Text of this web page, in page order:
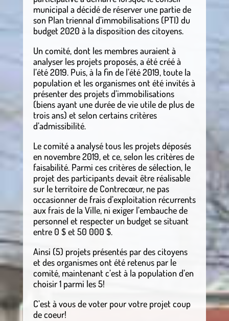
municipal a décidé de réserver une partie de
son Plan triennal d’immobilisations (PTI) du
budget 2020 à la disposition des citoyens.
Un comité, dont les membres auraient à
analyser les projets proposés, a été créé à
l’été 2019. Puis, à la fin de l’été 2019, toute la
population et les organismes ont été invités à
présenter des projets d’immobilisations
(biens ayant une durée de vie utile de plus de
trois ans) et selon certains critères
d’admissibilité.
Le comité a analysé tous les projets déposés
en novembre 2019, et ce, selon les critères de
faisabilité. Parmi ces critères de sélection, le
projet des participants devait être réalisable
sur le territoire de Contrecœur, ne pas
occasionner de frais d’exploitation récurrents
aux frais de la Ville, ni exiger l’embauche de
personnel et respecter un budget se situant
entre 0 $ et 50 000 $.
Ainsi (5) projets présentés par des citoyens
et des organismes ont été retenus par le
comité, maintenant c’est à la population d’en
choisir 1 parmi les 5!
C’est à vous de voter pour votre projet coup
de coeur!